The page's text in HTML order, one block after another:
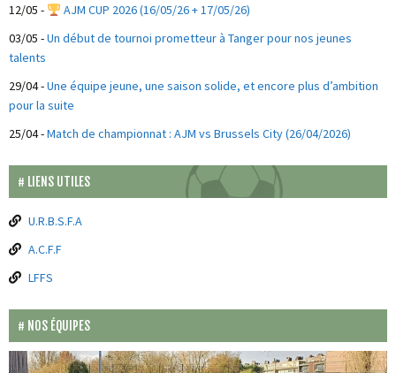
12/05 -
AJM CUP 2026 (16/05/26 + 17/05/26)
03/05 -Un début de tournoi prometteur à Tanger pour nos jeunes
talents
29/04-Une équipe jeune, une saison solide, et encore plus d’ambition
pour la suite
25/04-Match de championnat : AJM vs Brussels City (26/04/2026)
LIENS UTILES
U.R.B.S.F.A
A.C.F.F
LFFS
NOS ÉQUIPES